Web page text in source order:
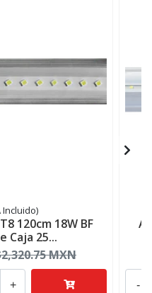
Incluido)
120cm 18W BF
Caja 25...
MXN
+ -